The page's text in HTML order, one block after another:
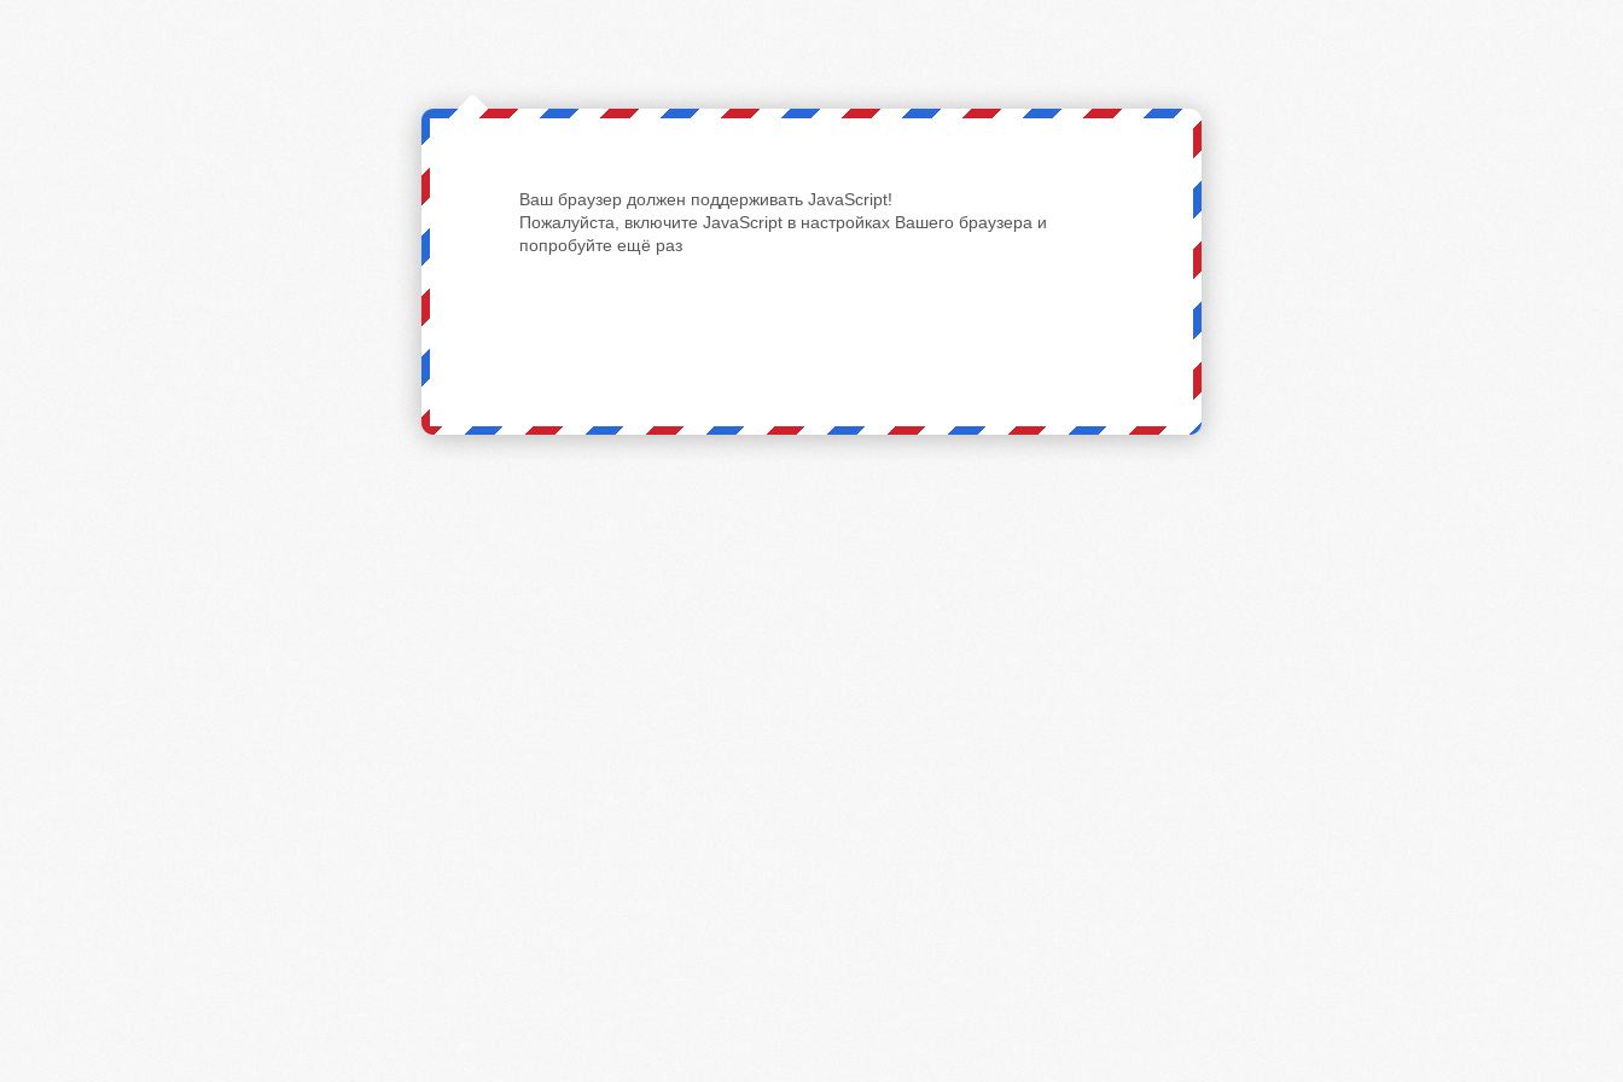
Ваш браузер должен поддерживать JavaScript!
Пожалуйста, включите JavaScript в настройках Вашего браузера и
попробуйте ещё раз